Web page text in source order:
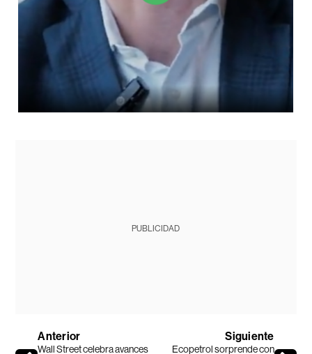
PUBLICIDAD
Anterior
Wall Street celebra avances
Siguiente
Ecopetrol sorprende con